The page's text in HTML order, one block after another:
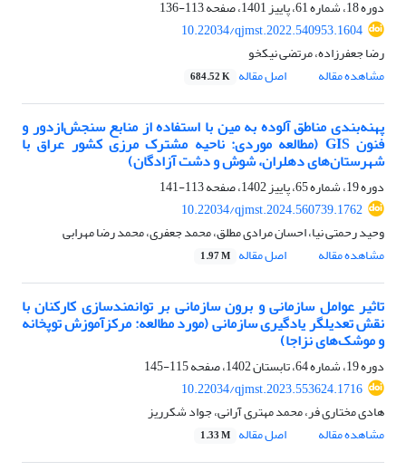
دوره 18، شماره 61، پاییز 1401، صفحه
113-136
10.22034/qjmst.2022.540953.1604
رضا جعفرزاده، مرتضی نیکخو
مشاهده مقاله
اصل مقاله 684.52 K
پهنه‌بندی مناطق آلوده به مین با استفاده از منابع سنجش‌ازدور و
فنون GIS (مطالعه موردی: ناحیه مشترک مرزی کشور عراق با
شهرستان‌های دهلران، شوش و دشت آزادگان)
دوره 19، شماره 65، پاییز 1402، صفحه
113-141
10.22034/qjmst.2024.560739.1762
وحید رحمتی نیا، احسان مرادی مطلق، محمد جعفری، محمد رضا مهرابی
مشاهده مقاله
اصل مقاله 1.97 M
تاثیر عوامل سازمانی و برون سازمانی بر توانمندسازی کارکنان با
نقش تعدیلگر یادگیری سازمانی (مورد مطالعه: مرکزآموزش توپخانه
و موشک‌های نزاجا)
دوره 19، شماره 64، تابستان 1402، صفحه
115-145
10.22034/qjmst.2023.553624.1716
هادی مختاری فر، محمد مهتری آرانی، جواد شکرریز
مشاهده مقاله
اصل مقاله 1.33 M